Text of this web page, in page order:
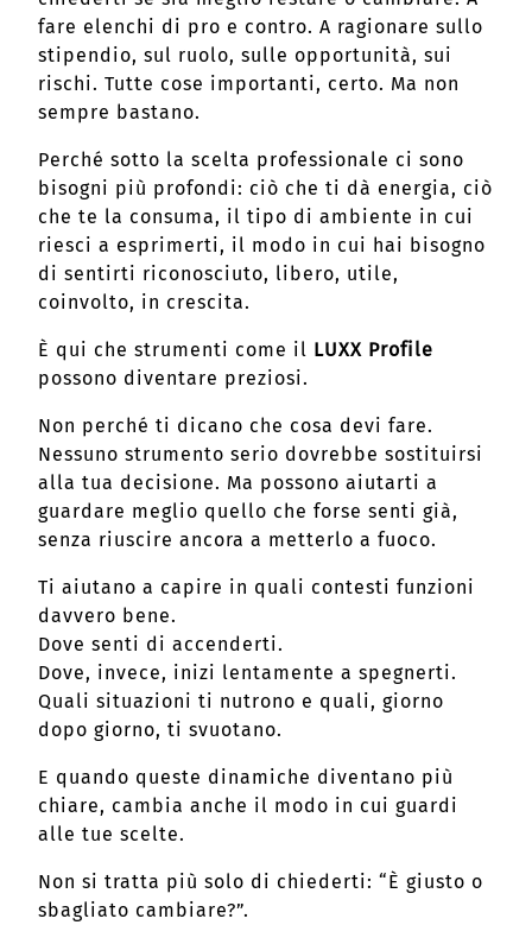
fare elenchi di pro e contro. A ragionare sullo
stipendio, sul ruolo, sulle opportunità, sui
rischi. Tutte cose importanti, certo. Ma non
sempre bastano.
Perché sotto la scelta professionale ci sono
bisogni più profondi: ciò che ti dà energia, ciò
che te la consuma, il tipo di ambiente in cui
riesci a esprimerti, il modo in cui hai bisogno
di sentirti riconosciuto, libero, utile,
coinvolto, in crescita.
È qui che strumenti come il LUXX Profile
possono diventare preziosi.
Non perché ti dicano che cosa devi fare.
Nessuno strumento serio dovrebbe sostituirsi
alla tua decisione. Ma possono aiutarti a
guardare meglio quello che forse senti già,
senza riuscire ancora a metterlo a fuoco.
Ti aiutano a capire in quali contesti funzioni
davvero bene.
Dove senti di accenderti.
Dove, invece, inizi lentamente a spegnerti.
Quali situazioni ti nutrono e quali, giorno
dopo giorno, ti svuotano.
E quando queste dinamiche diventano più
chiare, cambia anche il modo in cui guardi
alle tue scelte.
Non si tratta più solo di chiederti: “È giusto o
sbagliato cambiare?”.